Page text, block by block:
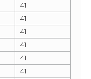
41
41
41
41
41
41